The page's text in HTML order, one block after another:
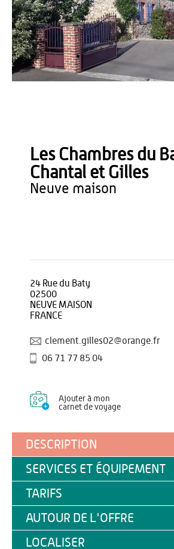
Les Chambres du
Chantal et Gilles
neuve maison
24 Rue du Baty
02500
NEUVE MAISON
FRANCE
clement.gilles02@orange.fr
06 71 77 85 04
Ajouter à mon
carnet de voyage
DESCRIPTION
SERVICES ET ÉQUIPEMENT
TARIFS
AUTOUR DE L'OFFRE
LOCALISER